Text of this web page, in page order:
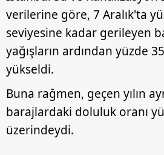
verilerine göre, 7 Aralık'ta
seviyesine kadar gerileyen
yağışların ardından yüzde
yükseldi.
Buna rağmen, geçen yılın
barajlardaki doluluk oranı
üzerindeydi.